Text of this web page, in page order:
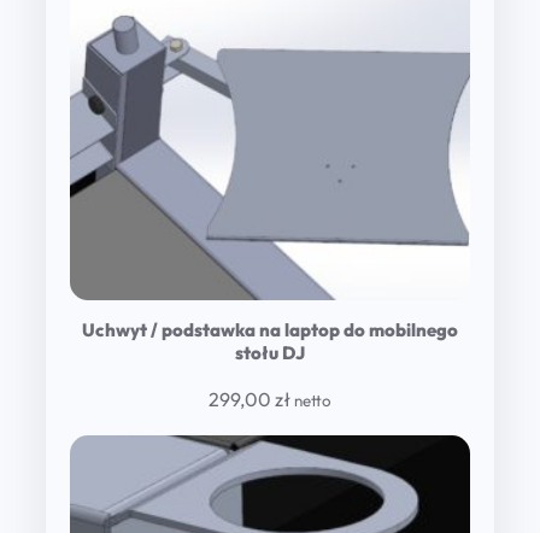
Uchwyt / podstawka na laptop do mobilnego
stołu DJ
299,00 zł netto